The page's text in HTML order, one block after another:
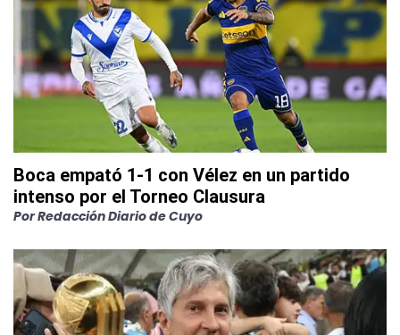
Boca empató 1-1 con Vélez en un partido
intenso por el Torneo Clausura
PorRedacción Diario de Cuyo